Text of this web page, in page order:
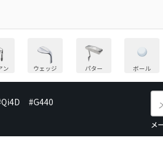
ン ウェッジ パター ボール
#G440
メ